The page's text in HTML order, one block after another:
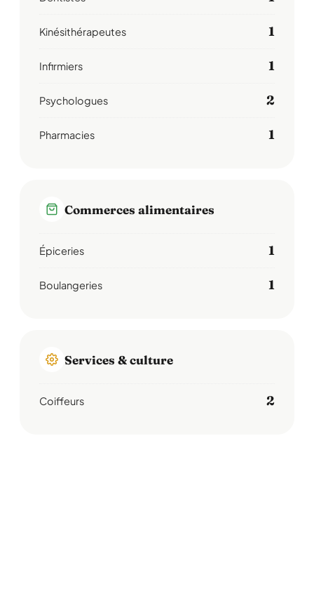
Kinésithérapeutes 1
Infirmiers 1
Psychologues 2
Pharmacies 1
Commerces alimentaires
Épiceries 1
Boulangeries 1
Services & culture
Coiffeurs 2